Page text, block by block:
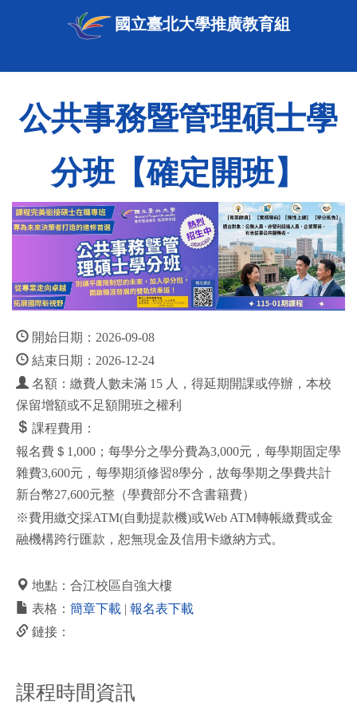
國立臺北大學推廣教育組
公共事務暨管理碩士學
分班【確定開班】
開始日期：2026-09-08
結束日期：2026-12-24
名額：繳費人數未滿 15 人，得延期開課或停辦，本校
保留增額或不足額開班之權利
課程費用：
報名費＄1,000；每學分之學分費為3,000元，每學期固定學
雜費3,600元，每學期須修習8學分，故每學期之學費共計
新台幣27,600元整（學費部分不含書籍費）
※費用繳交採ATM(自動提款機)或Web ATM轉帳繳費或金
融機構跨行匯款，恕無現金及信用卡繳納方式。
地點：合江校區自強大樓
表格： 簡章下載 | 報名表下載
鏈接：
課程時間資訊